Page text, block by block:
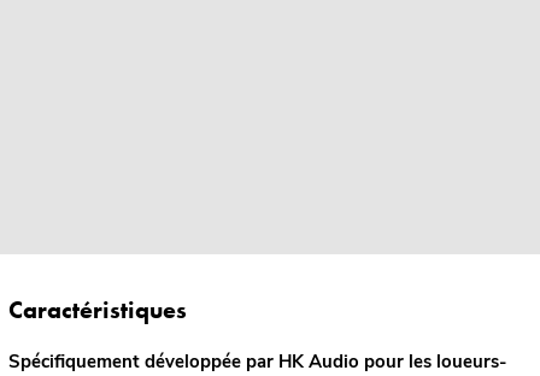
Caractéristiques
Spécifiquement développée par HK Audio pour les loueurs-